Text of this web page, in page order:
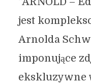
jest
Arnolda
imponujące
ekskluzywne